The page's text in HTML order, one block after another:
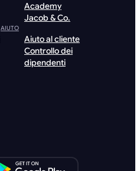
Academy
Jacob & Co.
AIUTO
Aiuto al cliente
Controllo dei
dipendenti